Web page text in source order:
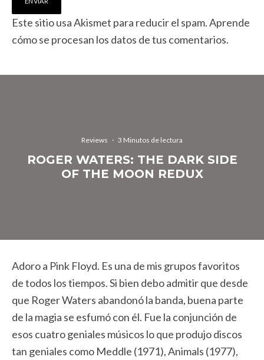
Este sitio usa Akismet para reducir el spam.Aprende
cómo se procesan los datos de tus comentarios.
Reviews · 3 Minutos de lectura
ROGER WATERS: THE DARK SIDE
OF THE MOON REDUX
Adoro a Pink Floyd. Es una de mis grupos favoritos
de todos los tiempos. Si bien debo admitir que desde
que Roger Waters abandonó la banda, buena parte
de la magia se esfumó con él. Fue la conjunción de
esos cuatro geniales músicos lo que produjo discos
tan geniales como Meddle (1971), Animals (1977),